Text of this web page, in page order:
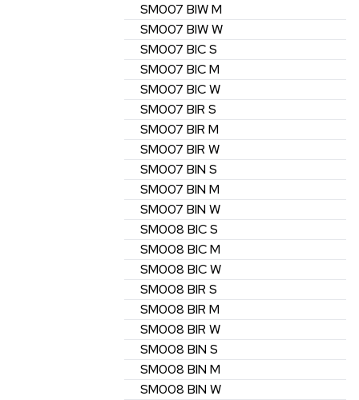
SM007 BIW M
SM007 BIW W
SM007 BIC S
SM007 BIC M
SM007 BIC W
SM007 BIR S
SM007 BIR M
SM007 BIR W
SM007 BIN S
SM007 BIN M
SM007 BIN W
SM008 BIC S
SM008 BIC M
SM008 BIC W
SM008 BIR S
SM008 BIR M
SM008 BIR W
SM008 BIN S
SM008 BIN M
SM008 BIN W